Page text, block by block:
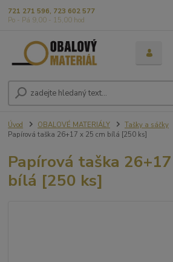
721 271 596, 723 602 577
Po - Pá 9,00 - 15,00 hod
Úvod OBALOVÉ MATERIÁLY Tašky a sáčky
Papírová taška 26+17 x 25 cm bílá [250 ks]
Papírová taška
bílá [250 ks]